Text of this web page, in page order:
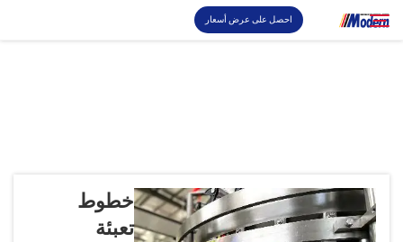
احصل على عرض أسعار
نبذة
خطوط
تعبئة